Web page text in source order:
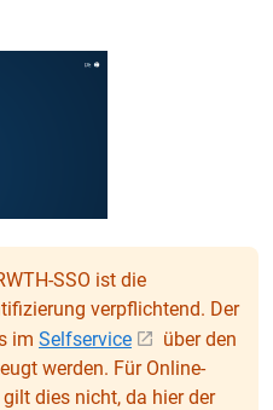
SSO ist die
verpflichtend. Der
im Selfservice
über den
werden. Für Online-
dies nicht, da hier der